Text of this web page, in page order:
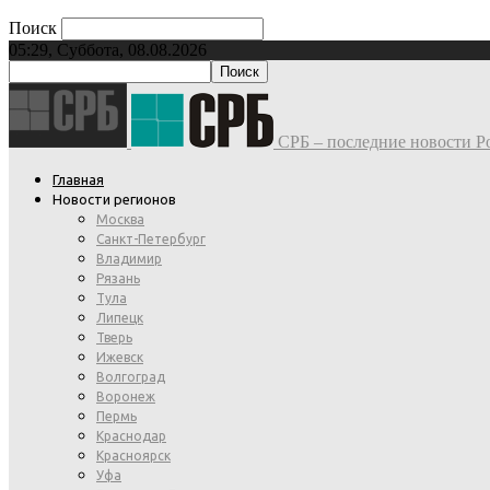
Поиск
05:29, Суббота, 08.08.2026
СРБ – последние новости
Главная
Новости регионов
Москва
Санкт-Петербург
Владимир
Рязань
Тула
Липецк
Тверь
Ижевск
Волгоград
Воронеж
Пермь
Краснодар
Красноярск
Уфа